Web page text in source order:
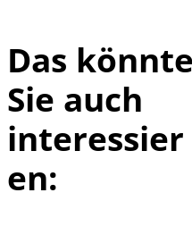
Das könnte
Sie auch
interessier
en: